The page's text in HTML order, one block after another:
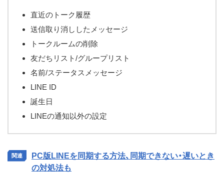
直近のトーク履歴
送信取り消ししたメッセージ
トークルームの削除
友だちリスト/グループリスト
名前/ステータスメッセージ
LINE ID
誕生日
LINEの通知以外の設定
PC版LINEを同期する方法、同期できない・遅いとき
の対処法も